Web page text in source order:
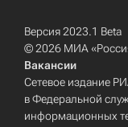
Версия 2023.1 Beta
© 2026 МИА
Вакансии
Сетевое издание
в Федеральной
информационных